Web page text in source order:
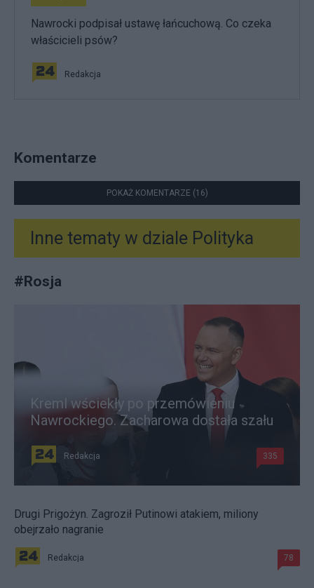
Nawrocki podpisał ustawę łańcuchową. Co czeka
właścicieli psów?
Redakcja
Komentarze
POKAŻ KOMENTARZE (16)
Inne tematy w dziale Polityka
#Rosja
Kreml wściekły po przemówieniu
Nawrockiego. Zacharowa dostała szału
Redakcja 335
Drugi Prigożyn. Zagroził Putinowi atakiem, miliony
obejrzało nagranie
Redakcja 78